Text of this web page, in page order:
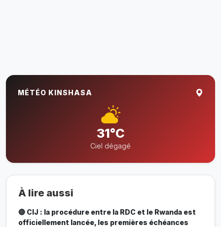
MÉTÉO KINSHASA
31°C
Ciel dégagé
À lire aussi
🔴 CIJ : la procédure entre la RDC et le Rwanda est
officiellement lancée, les premières échéances